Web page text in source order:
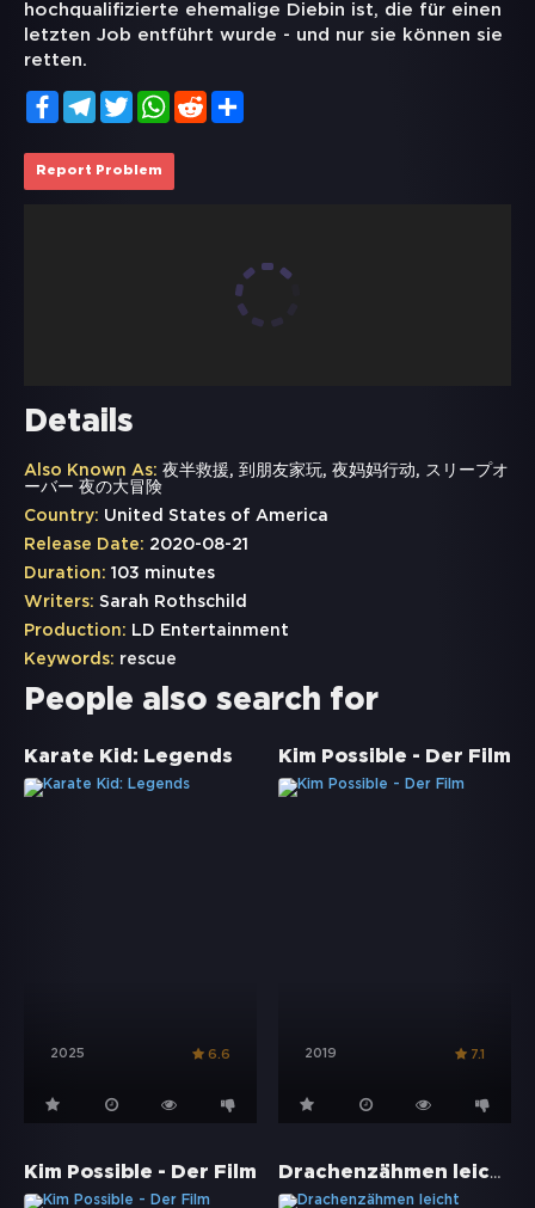
hochqualifizierte ehemalige Diebin ist, die für einen
letzten Job entführt wurde - und nur sie können sie
retten.
FacebookTelegramTwitterWhatsApp
Reddit
Report Problem
Details
Also Known As: 夜半救援, 到朋友家玩, 夜妈妈行动, スリープオ
ーバー 夜の大冒険
Country: United States of America
Release Date: 2020-08-21
Duration: 103 minutes
Writers: Sarah Rothschild
Production: LD Entertainment
Keywords: rescue
People also search for
Karate Kid: Legends
2025 6.6
Kim Possible - Der Film
2019 7.1
Kim Possible - Der Film Drachenzähmen leicht gemacht 2